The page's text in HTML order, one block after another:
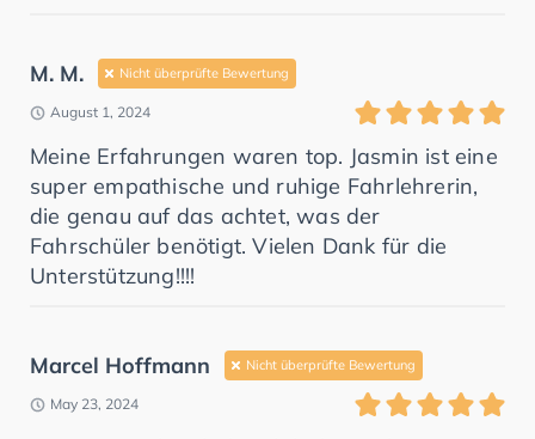
M. M. Nicht überprüfte Bewertung
August 1, 2024
Meine Erfahrungen waren top. Jasmin ist eine
super empathische und ruhige Fahrlehrerin,
die genau auf das achtet, was der
Fahrschüler benötigt. Vielen Dank für die
Unterstützung!!!!
Marcel Hoffmann Nicht überprüfte Bewertung
May 23, 2024